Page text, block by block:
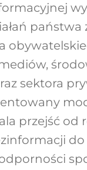
sektora
przejść od